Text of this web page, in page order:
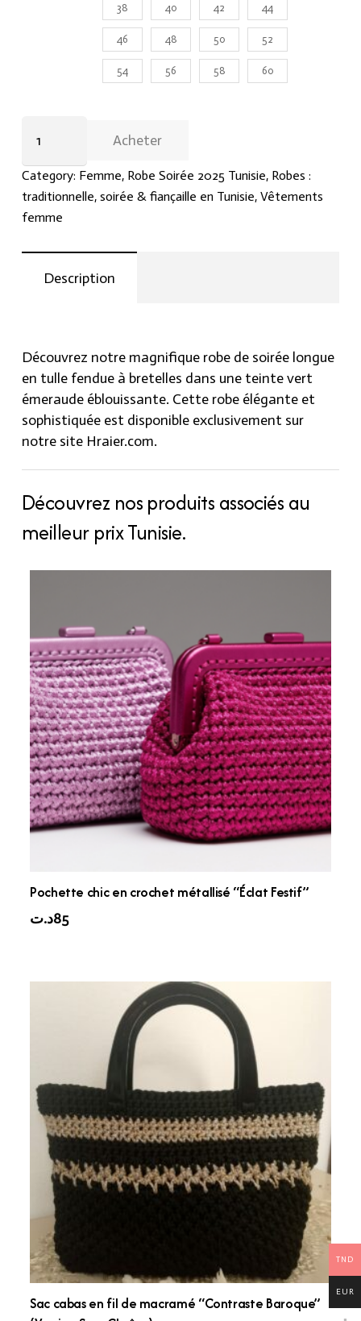
38 40 42 44
46 48 50 52
54 56 58 60
soirée
longue
en
fendue
quantity
Acheter
Category: Femme, Robe Soirée 2025 Tunisie, Robes :
traditionnelle, soirée & fiançaille en Tunisie, Vêtements
femme
Description
Découvrez notre magnifique robe de soirée longue
en tulle fendue à bretelles dans une teinte vert
émeraude éblouissante. Cette robe élégante et
sophistiquée est disponible exclusivement sur
notre site Hraier.com.
Découvrez nos produits associés au
meilleur prix Tunisie.
Pochette chic en crochet métallisé “Éclat Festif”
85د.ت
Sac cabas en fil de macramé “Contraste Baroque”
TND
EUR